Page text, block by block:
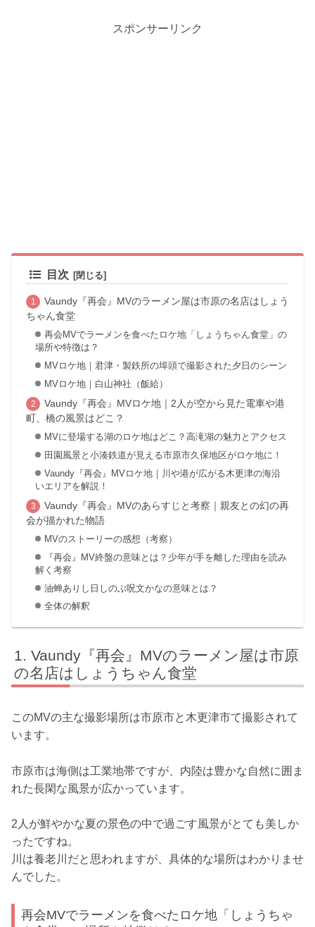
スポンサーリンク
目次
Vaundy『再会』MVのラーメン屋は市原の名店はしょう
ちゃん食堂
再会MVでラーメンを食べたロケ地「しょうちゃん食堂」の
場所や特徴は？
MVロケ地｜君津・製鉄所の埠頭で撮影された夕日のシーン
MVロケ地｜白山神社（飯給）
Vaundy『再会』MVロケ地｜2人が空から見た電車や港
町、橋の風景はどこ？
MVに登場する湖のロケ地はどこ？高滝湖の魅力とアクセス
田園風景と小湊鉄道が見える市原市久保地区がロケ地に！
Vaundy『再会』MVロケ地｜川や港が広がる木更津の海沿
いエリアを解説！
Vaundy『再会』MVのあらすじと考察｜親友との幻の再
会が描かれた物語
MVのストーリーの感想（考察）
『再会』MV終盤の意味とは？少年が手を離した理由を読み
解く考察
油蝉ありし日しのぶ呪文かなの意味とは？
全体の解釈
Vaundy『再会』MVのラーメン屋は市原
の名店はしょうちゃん食堂
このMVの主な撮影場所は市原市と木更津市て撮影されて
います。
市原市は海側は工業地帯ですが、内陸は豊かな自然に囲ま
れた長閑な風景が広かっています。
2人が鮮やかな夏の景色の中で過ごす風景がとても美しか
ったですね。
川は養老川だと思われますが、具体的な場所はわかりませ
んでした。
再会MVでラーメンを食べたロケ地「しょうちゃ